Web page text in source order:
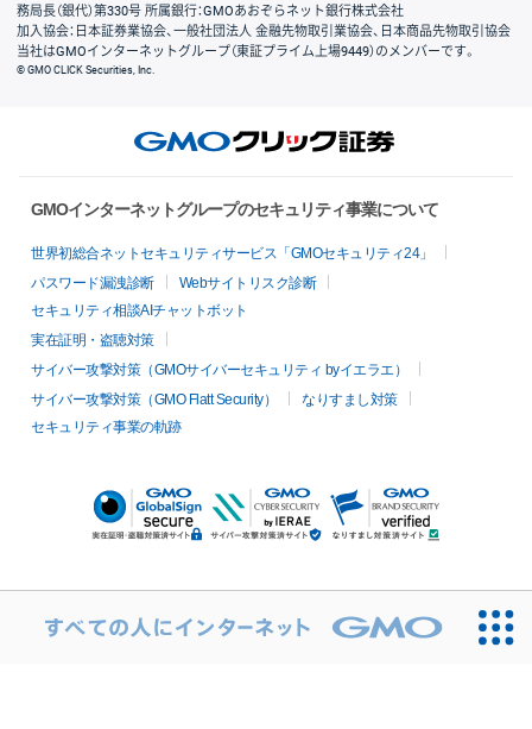
務局長（銀代）第330号 所属銀行：GMOあおぞらネット銀行株式会社
加入協会：日本証券業協会、一般社団法人 金融先物取引業協会、日本商品先物取引協会
当社はGMOインターネットグループ（東証プライム上場9449）のメンバーです。
© GMO CLICK Securities, Inc.
GMOインターネットグループのセキュリティ事業について
世界初総合ネットセキュリティサービス「GMOセキュリティ24」
パスワード漏洩診断
Webサイトリスク診断
セキュリティ相談AIチャットボット
実在証明・盗聴対策
サイバー攻撃対策（GMOサイバーセキュリティ byイエラエ）
サイバー攻撃対策（GMO Flatt Security）
なりすまし対策
セキュリティ事業の軌跡